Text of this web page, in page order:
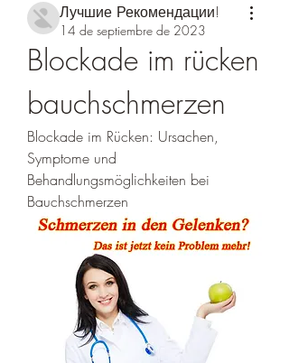
Лучшие Рекомендации!
14 de septiembre de 2023
Blockade im rücken
bauchschmerzen
Blockade im Rücken: Ursachen,
Symptome und
Behandlungsmöglichkeiten bei
Bauchschmerzen